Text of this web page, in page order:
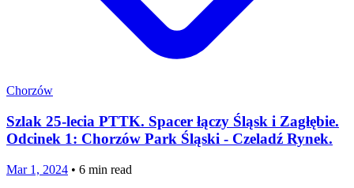
Chorzów
Szlak 25-lecia PTTK. Spacer łączy Śląsk i Zagłębie.
Odcinek 1: Chorzów Park Śląski - Czeladź Rynek.
Mar 1, 2024 • 6 min read